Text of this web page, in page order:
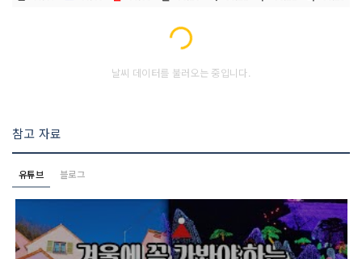
Loading...
날씨 데이터를 불러오는 중입니다.
참고 자료
유튜브 블로그